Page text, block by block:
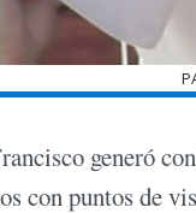
generó
con puntos de